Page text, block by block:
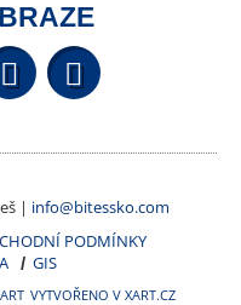
YouTube
| info@bitessko.com
PODMÍNKY
GIS
VYTVOŘENO V XART.CZ